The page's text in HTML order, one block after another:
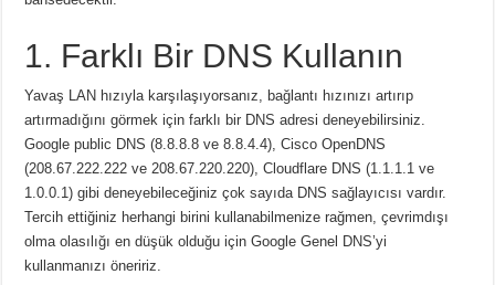
1. Farklı Bir DNS Kullanın
Yavaş LAN hızıyla karşılaşıyorsanız, bağlantı hızınızı artırıp
artırmadığını görmek için farklı bir DNS adresi deneyebilirsiniz.
Google public DNS (8.8.8.8 ve 8.8.4.4), Cisco OpenDNS
(208.67.222.222 ve 208.67.220.220), Cloudflare DNS (1.1.1.1 ve
1.0.0.1) gibi deneyebileceğiniz çok sayıda DNS sağlayıcısı vardır.
Tercih ettiğiniz herhangi birini kullanabilmenize rağmen, çevrimdışı
olma olasılığı en düşük olduğu için Google Genel DNS’yi
kullanmanızı öneririz.